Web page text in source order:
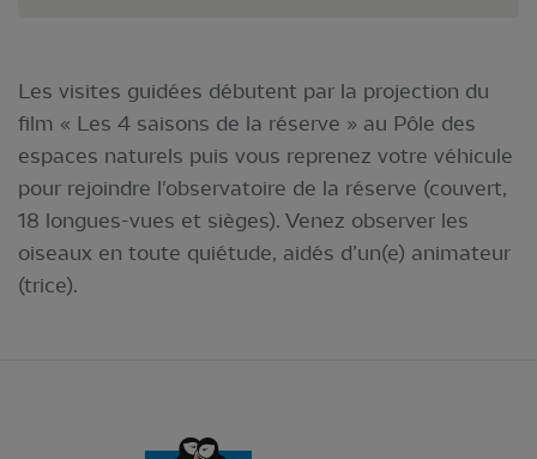
Les visites guidées débutent par la projection du
film « Les 4 saisons de la réserve » au Pôle des
espaces naturels puis vous reprenez votre véhicule
pour rejoindre l'observatoire de la réserve (couvert,
18 longues-vues et sièges). Venez observer les
oiseaux en toute quiétude, aidés d’un(e) animateur
(trice).